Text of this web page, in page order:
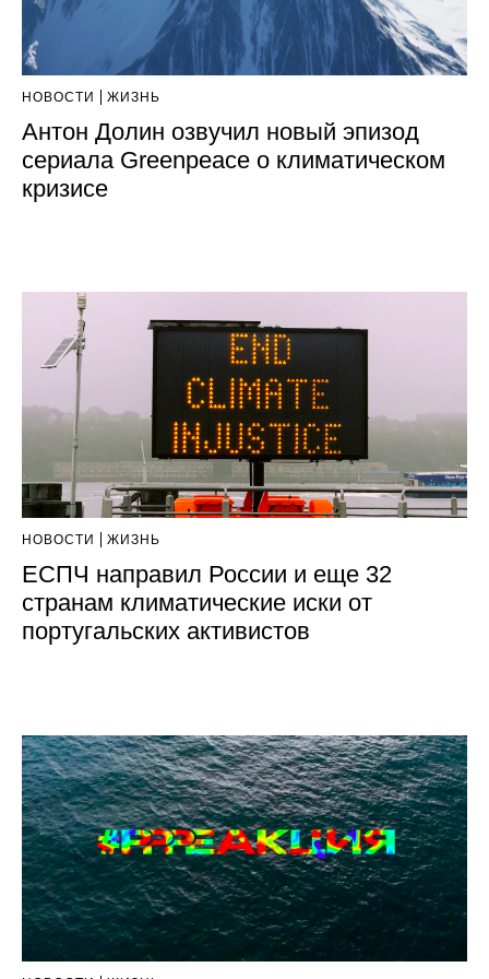
НОВОСТИ ЖИЗНЬ
Антон Долин озвучил новый эпизод
сериала Greenpeace о климатическом
кризисе
НОВОСТИ ЖИЗНЬ
ЕСПЧ направил России и еще 32
странам климатические иски от
португальских активистов